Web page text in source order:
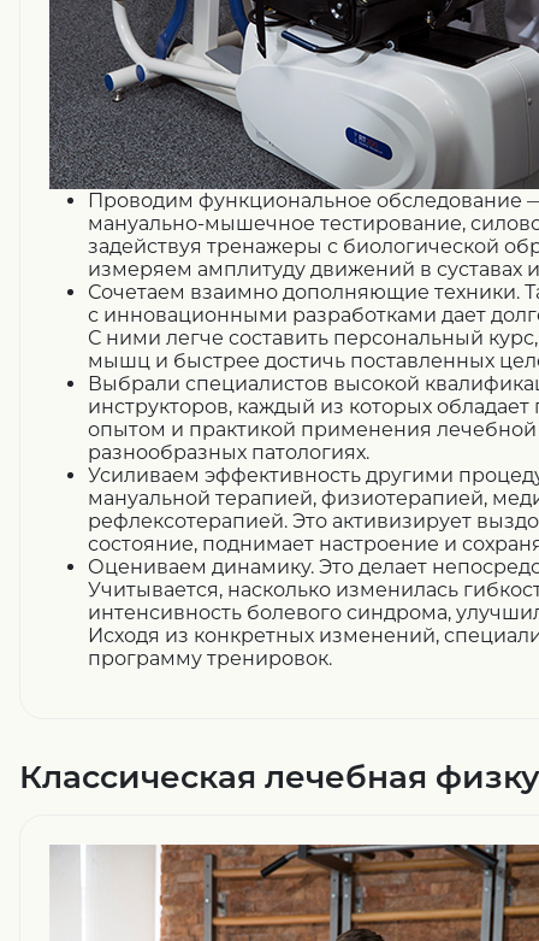
Проводим функциональное обследование
мануально-мышечное тестирование,
задействуя тренажеры с биологической
измеряем амплитуду движений в суставах
Сочетаем взаимно дополняющие техники.
с инновационными разработками дает
С ними легче составить персональный
мышц и быстрее достичь поставленных
Выбрали специалистов высокой
инструкторов, каждый из которых
опытом и практикой применения
разнообразных патологиях.
Усиливаем эффективность другими
мануальной терапией, физиотерапией,
рефлексотерапией. Это активизирует
состояние, поднимает настроение и
Оцениваем динамику. Это делает
Учитывается, насколько изменилась
интенсивность болевого синдрома,
Исходя из конкретных изменений,
программу тренировок.
Классическая лечебная